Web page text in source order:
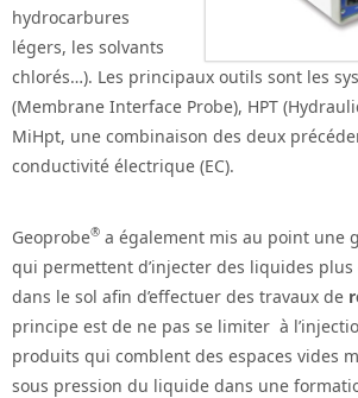
hydrocarbures
légers, les solvants
chlorés…). Les principaux outils sont les
(Membrane Interface Probe), HPT
MiHpt, une combinaison des deux
conductivité électrique (EC).
Geoprobe® a également mis au point une
qui permettent d’injecter des liquides
dans le sol afin d’effectuer des travaux de
principe est de ne pas se limiter à
produits qui comblent des espaces vides
sous pression du liquide dans une